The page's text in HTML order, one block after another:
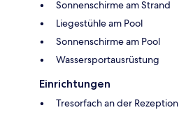
Sonnenschirme am Strand
Liegestühle am Pool
Sonnenschirme am Pool
Wassersportausrüstung
Einrichtungen
Tresorfach an der Rezeption